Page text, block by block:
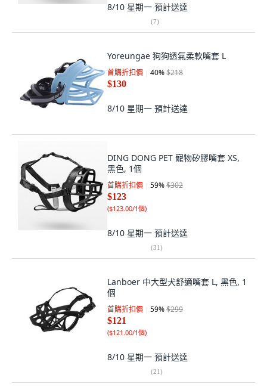
8/10 星期一 預計送達
(7)
Yoreungae 狗狗透氣柔軟嘴套 L
首購折扣價 40%$218
$130
8/10 星期一 預計送達
DING DONG PET 寵物矽膠嘴套 XS,
黑色, 1個
首購折扣價 59%$302
$123
($123.00/1個)
8/10 星期一 預計送達
(31)
Lanboer 中大型犬舒適嘴套 L, 黑色, 1
個
首購折扣價 59%$299
$121
($121.00/1個)
8/10 星期一 預計送達
(21)